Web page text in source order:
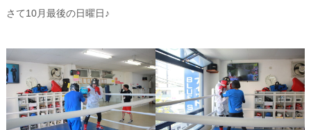
さて10月最後の日曜日♪